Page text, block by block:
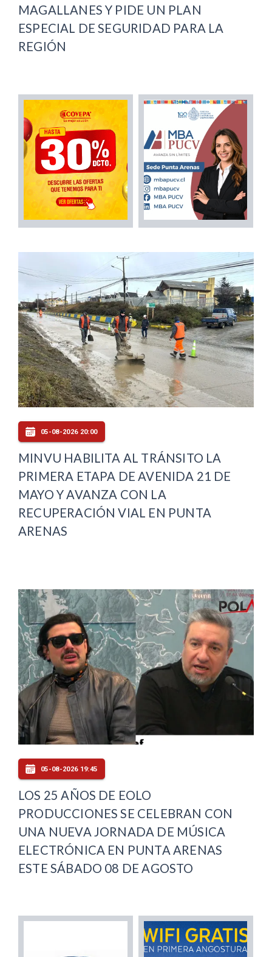
MAGALLANES Y PIDE UN PLAN
ESPECIAL DE SEGURIDAD PARA LA
REGIÓN
05-08-2026 20:00
MINVU HABILITA AL TRÁNSITO LA
PRIMERA ETAPA DE AVENIDA 21 DE
MAYO Y AVANZA CON LA
RECUPERACIÓN VIAL EN PUNTA
ARENAS
05-08-2026 19:45
LOS 25 AÑOS DE EOLO
PRODUCCIONES SE CELEBRAN CON
UNA NUEVA JORNADA DE MÚSICA
ELECTRÓNICA EN PUNTA ARENAS
ESTE SÁBADO 08 DE AGOSTO